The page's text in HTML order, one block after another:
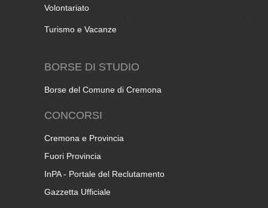
Volontariato
Turismo e Vacanze
BORSE DI STUDIO
Borse del Comune di Cremona
CONCORSI
Cremona e Provincia
Fuori Provincia
InPA - Portale del Reclutamento
Gazzetta Ufficiale